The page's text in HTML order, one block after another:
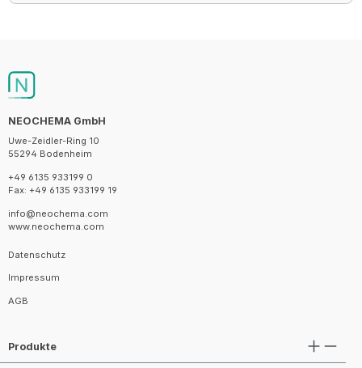
NEOCHEMA GmbH
Uwe-Zeidler-Ring 10
55294 Bodenheim
+49 6135 933199 0
Fax: +49 6135 933199 19
info@neochema.com
www.neochema.com
Datenschutz
Impressum
AGB
Produkte